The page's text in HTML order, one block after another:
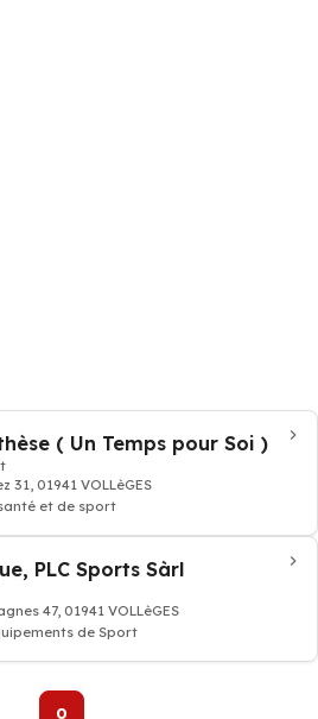
( Un Temps pour Soi )
31, 01941 VOLLèGES
et de sport
PLC Sports Sàrl
47, 01941 VOLLèGES
de Sport
0